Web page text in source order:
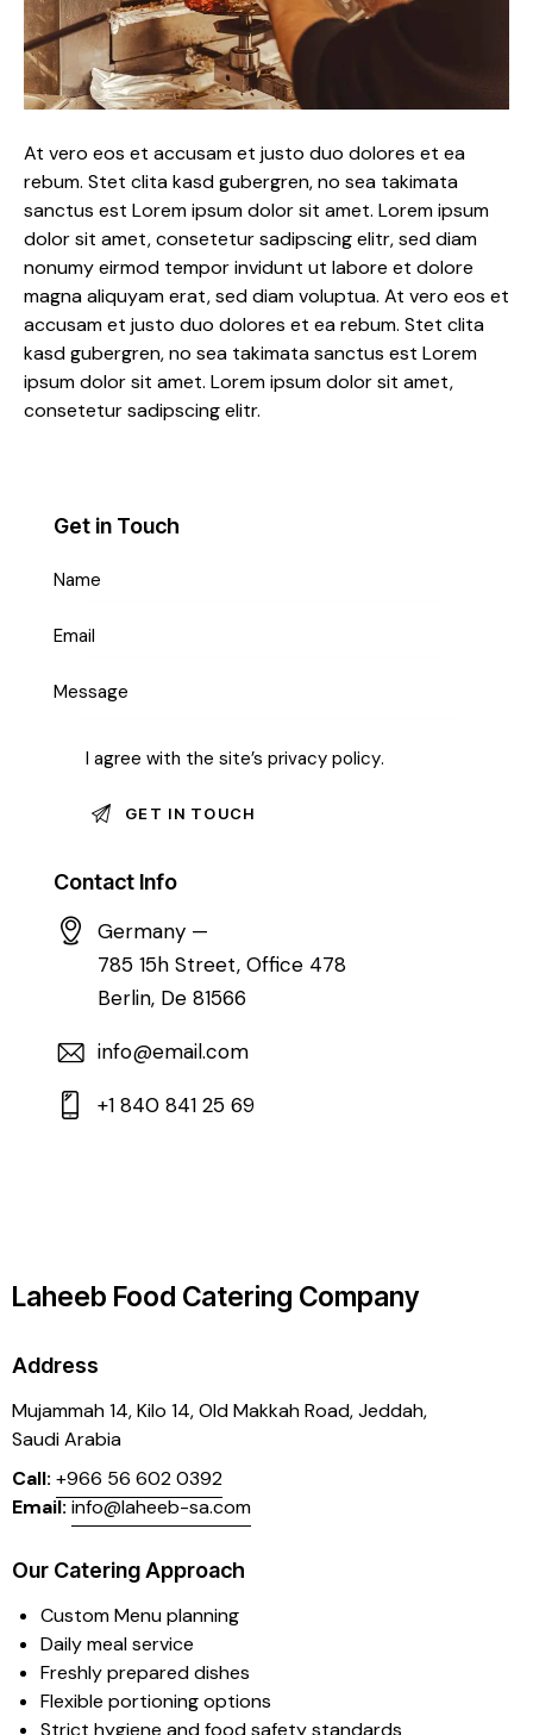
At vero eos et accusam et justo duo dolores et ea
rebum. Stet clita kasd gubergren, no sea takimata
sanctus est Lorem ipsum dolor sit amet. Lorem ipsum
dolor sit amet, consetetur sadipscing elitr, sed diam
nonumy eirmod tempor invidunt ut labore et dolore
magna aliquyam erat, sed diam voluptua. At vero eos et
accusam et justo duo dolores et ea rebum. Stet clita
kasd gubergren, no sea takimata sanctus est Lorem
ipsum dolor sit amet. Lorem ipsum dolor sit amet,
consetetur sadipscing elitr.
Get in Touch
I agree with the site’s privacy policy.
Contact Info
Germany —
785 15h Street, Office 478
Berlin, De 81566
info@email.com
+1 840 841 25 69
Laheeb Food Catering Company
Address
Mujammah 14, Kilo 14,Old Makkah Road, Jeddah,
Saudi Arabia
Call: +966 56 602 0392
Email: info@laheeb-sa.com
Our Catering Approach
Custom Menu planning
Daily meal service
Freshly prepared dishes
Flexible portioning options
Strict hygiene and food safety standards